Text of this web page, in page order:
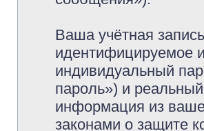
Ваша учётная
идентифицируемое
индивидуальный
пароль») и
информация из
законами о защите